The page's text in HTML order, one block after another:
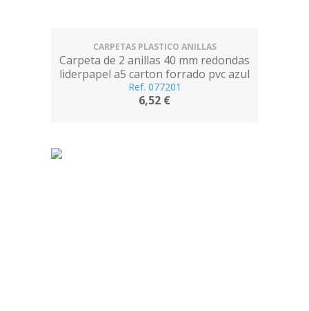
CARPETAS PLASTICO ANILLAS
Carpeta de 2 anillas 40 mm redondas
liderpapel a5 carton forrado pvc azul
Ref. 077201
6,52 €